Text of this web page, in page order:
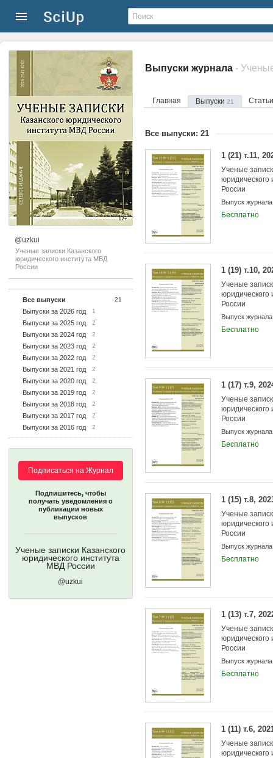
@uzkui
Ученые записки Казанского
юридического института МВД
России
Все выпуски 21
Выпуски за 2026 год 1
Выпуски за 2025 год 2
Выпуски за 2024 год 2
Выпуски за 2023 год 2
Выпуски за 2022 год 2
Выпуски за 2021 год 2
Выпуски за 2020 год 2
Выпуски за 2019 год 2
Выпуски за 2018 год 2
Выпуски за 2017 год 2
Выпуски за 2016 год 2
Подписаться на Журнал
Подпишитесь, чтобы
получать уведомления о
публикации новых
выпусков
Ученые записки Казанского
юридического института
МВД России
@uzkui
Выпуски журнала
Главная Выпуски 21
Все выпуски: 21
1 (21) т.11,
Ученые
юридического
России
Выпуск журнала
Бесплатно
1 (19) т.10,
Ученые
юридического
России
Выпуск журнала
Бесплатно
1 (17) т.9,
Ученые
юридического
России
Выпуск журнала
Бесплатно
1 (15) т.8,
Ученые
юридического
России
Выпуск журнала
Бесплатно
1 (13) т.7,
Ученые
юридического
России
Выпуск журнала
Бесплатно
1 (11) т.6,
Ученые
юридического